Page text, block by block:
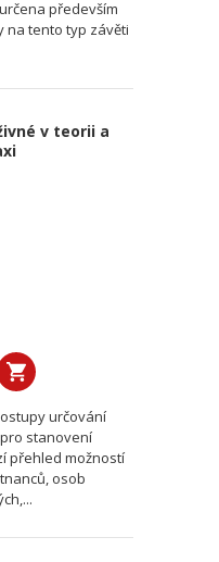
především
na tento typ závěti
v teorii a
určování
stanovení
přehled možností
osob